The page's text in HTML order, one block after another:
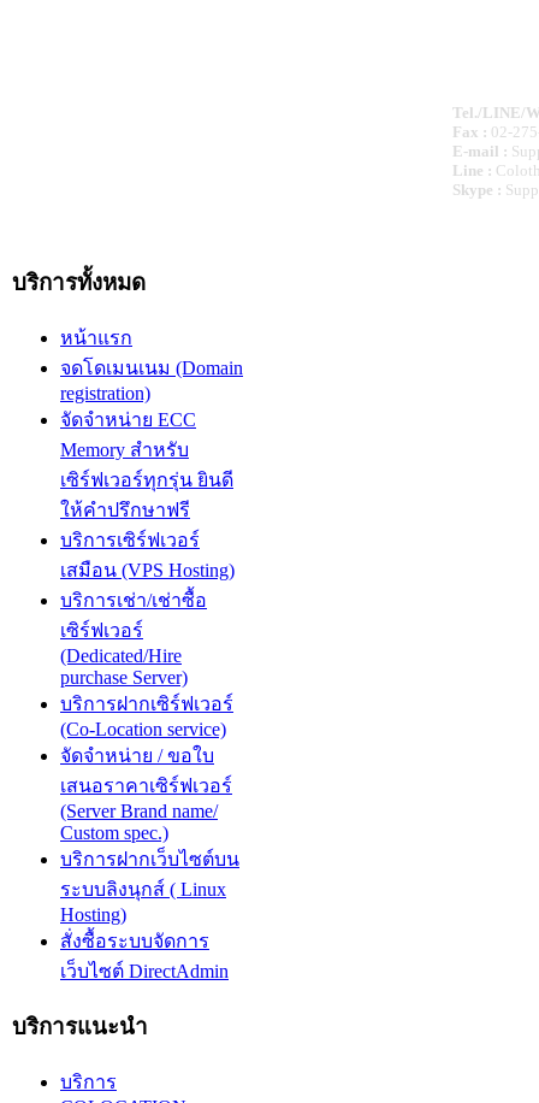
Tel./LINE/
Fax : 02-
E-mail :
Line :
Skype :
บริการทั้งหมด
หน้าแรก
จดโดเมนเนม (Domain
registration)
จัดจำหน่าย ECC
Memory สำหรับ
เซิร์ฟเวอร์ทุกรุ่น ยินดี
ให้คำปรึกษาฟรี
บริการเซิร์ฟเวอร์
เสมือน (VPS Hosting)
บริการเช่า/เช่าซื้อ
เซิร์ฟเวอร์
(Dedicated/Hire
purchase Server)
บริการฝากเซิร์ฟเวอร์
(Co-Location service)
จัดจำหน่าย / ขอใบ
เสนอราคาเซิร์ฟเวอร์
(Server Brand name/
Custom spec.)
บริการฝากเว็บไซต์บน
ระบบลิงนุกส์ ( Linux
Hosting)
สั่งซื้อระบบจัดการ
เว็บไซต์ DirectAdmin
บริการแนะนำ
บริการ